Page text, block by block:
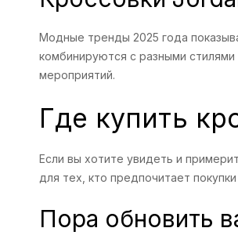
Модные тренды 2025 года
комбинируются с разными
мероприятий.
Где купить
Если вы хотите увидеть и
для тех, кто предпочитает
Пора обновить